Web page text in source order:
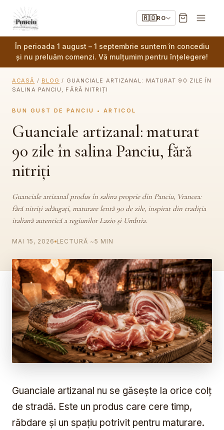
🇷🇴RO
În perioada 1 august – 1 septembrie suntem în concediu
și nu preluăm comenzi. Vă mulțumim pentru înțelegere!
ACASĂ / BLOG / GUANCIALE ARTIZANAL: MATURAT 90 ZILE ÎN
SALINA PANCIU, FĂRĂ NITRIȚI
BUN GUST DE PANCIU • ARTICOL
Guanciale artizanal: maturat
90 zile în salina Panciu, fără
nitriți
Guanciale artizanal produs în salina proprie din Panciu, Vrancea:
fără nitriți adăugați, maturare lentă 90 de zile, inspirat din tradiția
italiană autentică a regiunilor Lazio și Umbria.
MAI 15, 2026 LECTURĂ ~5 MIN
Guanciale artizanal nu se găsește la orice colț
de stradă. Este un produs care cere timp,
răbdare și un spațiu potrivit pentru maturare.